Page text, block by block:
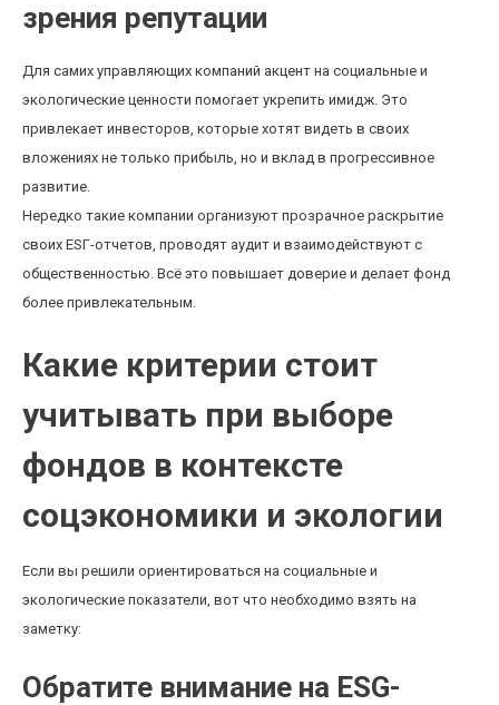
зрения репутации
Для самих управляющих компаний акцент на социальные и
экологические ценности помогает укрепить имидж. Это
привлекает инвесторов, которые хотят видеть в своих
вложениях не только прибыль, но и вклад в прогрессивное
развитие.
Нередко такие компании организуют прозрачное раскрытие
своих ESГ-отчетов, проводят аудит и взаимодействуют с
общественностью. Всё это повышает доверие и делает фонд
более привлекательным.
Какие критерии стоит
учитывать при выборе
фондов в контексте
соцэкономики и экологии
Если вы решили ориентироваться на социальные и
экологические показатели, вот что необходимо взять на
заметку:
Обратите внимание на ESG-